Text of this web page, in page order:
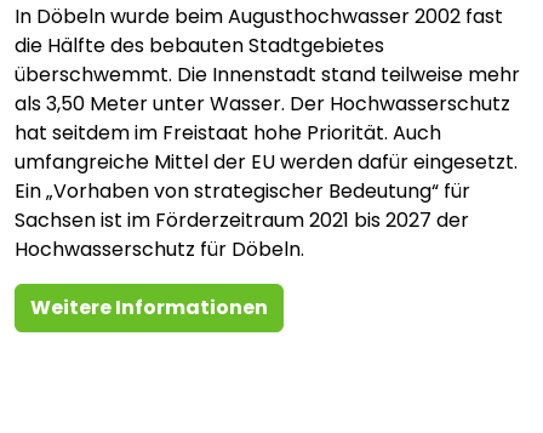
In Döbeln wurde beim Augusthochwasser 2002 fast
die Hälfte des bebauten Stadtgebietes
überschwemmt. Die Innenstadt stand teilweise mehr
als 3,50 Meter unter Wasser. Der Hochwasserschutz
hat seitdem im Freistaat hohe Priorität. Auch
umfangreiche Mittel der EU werden dafür eingesetzt.
Ein „Vorhaben von strategischer Bedeutung“ für
Sachsen ist im Förderzeitraum 2021 bis 2027 der
Hochwasserschutz für Döbeln.
Weitere Informationen